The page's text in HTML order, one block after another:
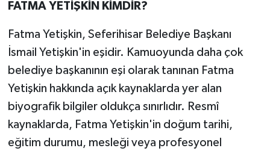
FATMA YETİŞKİN KİMDİR?
Fatma Yetişkin, Seferihisar Belediye Başkanı
İsmail Yetişkin'in eşidir. Kamuoyunda daha çok
belediye başkanının eşi olarak tanınan Fatma
Yetişkin hakkında açık kaynaklarda yer alan
biyografik bilgiler oldukça sınırlıdır. Resmî
kaynaklarda, Fatma Yetişkin'in doğum tarihi,
eğitim durumu, mesleği veya profesyonel